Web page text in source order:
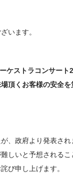
います。
ケストラコンサー
頂くお客様の安全
、政府より発表され
しいと予想されるこ
び申し上げます。